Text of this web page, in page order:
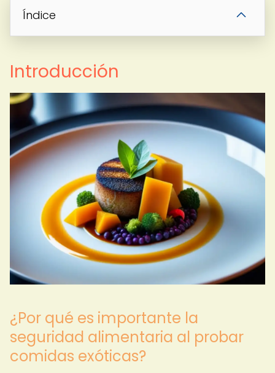
Índice
Introducción
¿Por qué es importante la
seguridad alimentaria al probar
comidas exóticas?